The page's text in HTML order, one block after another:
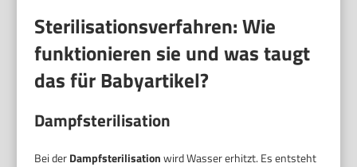
Sterilisationsverfahren: Wie
funktionieren sie und was taugt
das für Babyartikel?
Dampfsterilisation
Bei derDampfsterilisationwird Wasser erhitzt. Es entsteht